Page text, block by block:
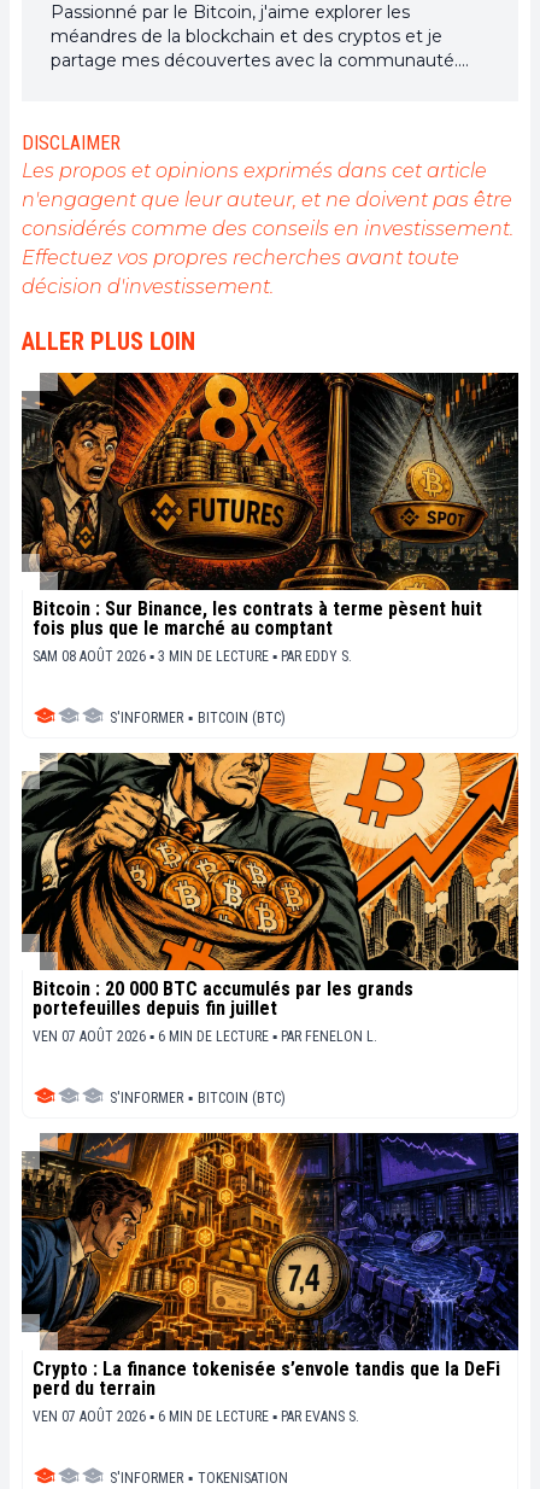
Passionné par le Bitcoin, j'aime explorer les
méandres de la blockchain et des cryptos et je
partage mes découvertes avec la communauté.
tous, et je crois fermement que Bitcoin est l'outil
qui peut rendre cela possible.
DISCLAIMER
Les propos et opinions exprimés dans cet article
n'engagent que leur auteur, et ne doivent pas être
considérés comme des conseils en investissement.
Effectuez vos propres recherches avant toute
décision d'investissement.
ALLER PLUS LOIN
Bitcoin : Sur Binance, les contrats à terme pèsent huit
fois plus que le marché au comptant
SAM 08 AOÛT 2026 ▪ 3 MIN DE LECTURE ▪ PAR EDDY S.
S'INFORMER ▪ BITCOIN (BTC)
Bitcoin : 20 000 BTC accumulés par les grands
portefeuilles depuis fin juillet
VEN 07 AOÛT 2026 ▪ 6 MIN DE LECTURE ▪ PAR FENELON L.
S'INFORMER ▪ BITCOIN (BTC)
Crypto : La finance tokenisée s’envole tandis que la DeFi
perd du terrain
VEN 07 AOÛT 2026 ▪ 6 MIN DE LECTURE ▪ PAR EVANS S.
S'INFORMER ▪ TOKENISATION